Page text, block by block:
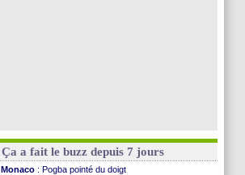
Ça a fait le buzz depuis 7 jours
Monaco : Pogba pointé du doigt